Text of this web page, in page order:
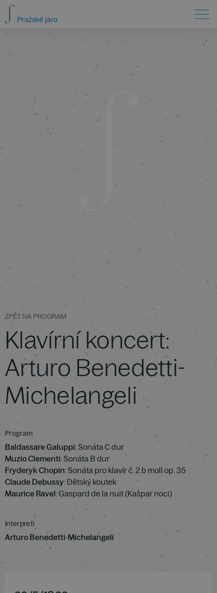
ZPĚT NA PROGRAM
Klavírní koncert:
Arturo Benedetti-
Michelangeli
Program
Baldassare Galuppi: Sonáta C dur
Muzio Clementi: Sonáta B dur
Fryderyk Chopin: Sonáta pro klavír č. 2 b moll op. 35
Claude Debussy: Dětský koutek
Maurice Ravel: Gaspard de la nuit (Kašpar noci)
Interpreti
Arturo Benedetti-Michelangeli